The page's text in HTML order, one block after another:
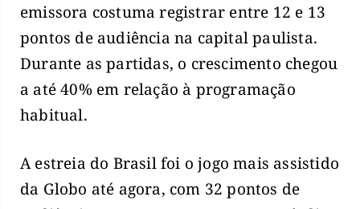
emissora costuma registrar entre 12 e 13
pontos de audiência na capital paulista.
Durante as partidas, o crescimento chegou
a até 40% em relação à programação
habitual.
A estreia do Brasil foi o jogo mais assistido
da Globo até agora, com 32 pontos de